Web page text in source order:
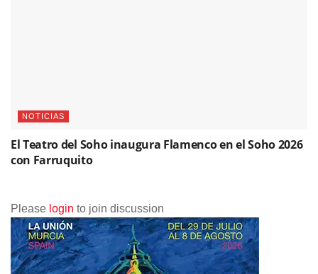
NOTICIAS
El Teatro del Soho inaugura Flamenco en el Soho 2026
con Farruquito
Please login to join discussion